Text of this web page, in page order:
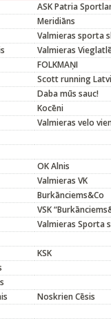
ASK Patria
Meridiāns
Valmieras sporta
Valmieras
FOLKMAŅI
Scott running
Daba mūs sauc!
Kocēni
Valmieras velo
OK Alnis
Valmieras VK
Burkānciems&Co
VSK
Valmieras Sporta
KSK
Noskrien Cēsis